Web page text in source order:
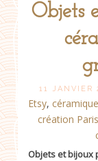
Objets
11 JANVIER
Etsy,
création
Objets et bijoux